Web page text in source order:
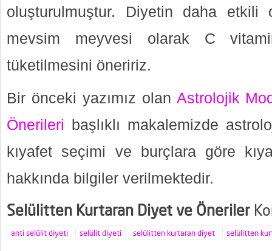
oluşturulmuştur. Diyetin daha etkili
mevsim meyvesi olarak C
tüketilmesini öneririz.
Bir önceki yazımız olan Astrolojik
Önerileri başlıklı makalemizde
kıyafet seçimi ve burçlara göre
hakkında bilgiler verilmektedir.
Selülitten Kurtaran Diyet ve Öneriler
anti selülit diyeti selülit diyeti selülitten kurtaran diyet selülitten